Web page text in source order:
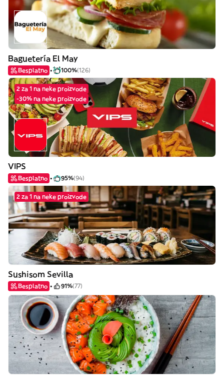
Baguetería El May
Besplatno 100%(126)
2 za 1 na neke proizvode
-30% na neke proizvode
VIPS
Besplatno 95%(94)
2 za 1 na neke proizvode
Sushisom Sevilla
Besplatno 91%(77)